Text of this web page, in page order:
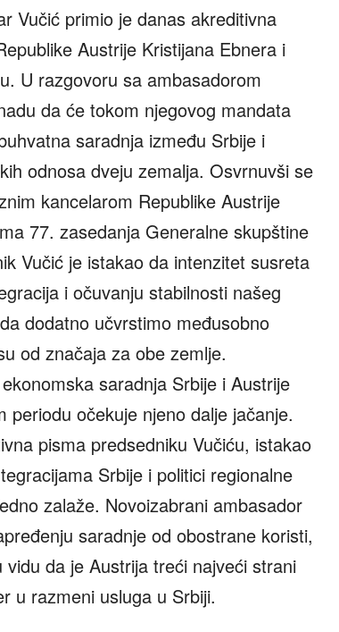
Vučić primio je danas akreditivna
Austrije Kristijana Ebnera i
U razgovoru sa ambasadorom
da će tokom njegovog mandata
saradnja između Srbije i
odnosa dveju zemalja. Osvrnuvši se
kancelarom Republike Austrije
77. zasedanja Generalne skupštine
Vučić je istakao da intenzitet susreta
i očuvanju stabilnosti našeg
dodatno učvrstimo međusobno
od značaja za obe zemlje.
saradnja Srbije i Austrije
očekuje njeno dalje jačanje.
pisma predsedniku Vučiću, istakao
Srbije i politici regionalne
zalaže. Novoizabrani ambasador
saradnje od obostrane koristi,
da je Austrija treći najveći strani
u razmeni usluga u Srbiji.